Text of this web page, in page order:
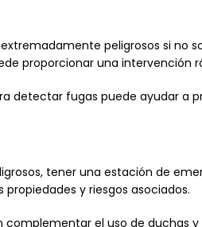
peligrosos si no
proporcionar una intervención
detectar fugas puede ayudar a
tener una estación de
y riesgos asociados.
el uso de duchas y